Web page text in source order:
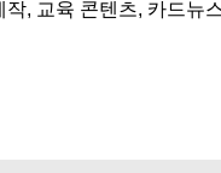
, 교육 콘텐츠, 카드뉴